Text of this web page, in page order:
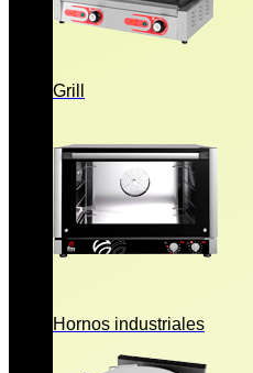
Grill
Hornos industriales